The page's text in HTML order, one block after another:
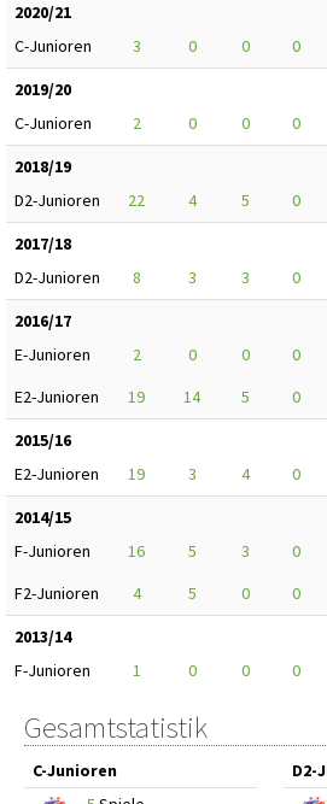
2020/21
C-Junioren
3 0 0 0
2019/20
C-Junioren
2 0 0 0
2018/19
D2-Junioren
22 4 5 0
2017/18
D2-Junioren
8 3 3 0
2016/17
E-Junioren
2 0 0 0
E2-Junioren
19 14 5 0
2015/16
E2-Junioren
19 3 4 0
2014/15
F-Junioren
16 5 3 0
F2-Junioren
4 5 0 0
2013/14
F-Junioren
1 0 0 0
Gesamtstatistik
C-Junioren
D2-